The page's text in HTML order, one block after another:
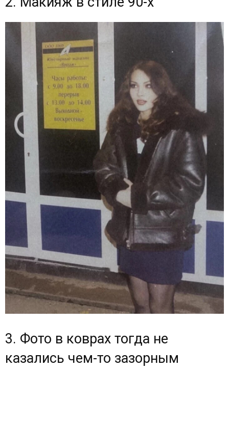
3. Фото в коврах тогда не
казались чем-то зазорным